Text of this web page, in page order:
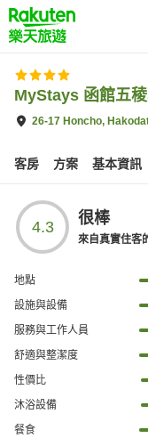
to
top
page
MyStays 函館五
26-17 Honcho,
客房 方案 基本資訊
4.3 很棒
來自真實住客
地點
設施與設備
服務與工作人員
舒適與整潔度
性價比
沐浴設備
餐食